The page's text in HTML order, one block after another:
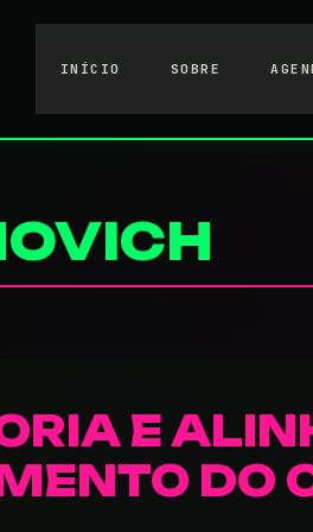
INÍCIO SOBRE
E
DO